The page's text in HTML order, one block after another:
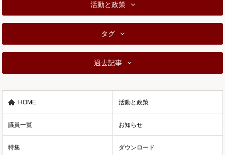
活動と政策
タグ
過去記事
HOME 活動と政策
議員一覧 お知らせ
特集 ダウンロード